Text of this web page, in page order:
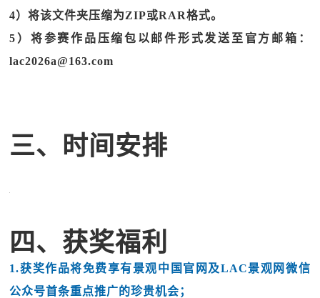
4）将该文件夹压缩为ZIP或RAR格式。
5）将参赛作品压缩包以邮件形式发送至官方邮箱：
lac2026a@163.com
三、时间安排
四、获奖福利
1.获奖作品将免费享有景观中国官网及LAC景观网微信
公众号首条重点推广的珍贵机会；